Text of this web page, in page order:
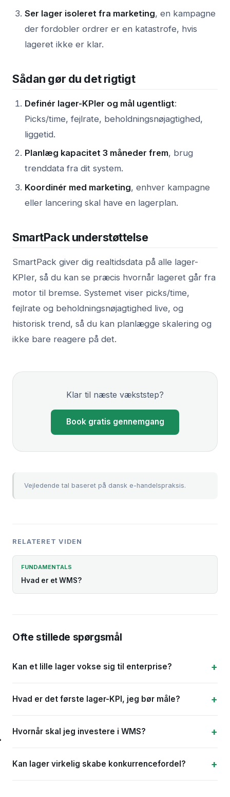
Ser lager isoleret fra marketing, en kampagne
der fordobler ordrer er en katastrofe, hvis
lageret ikke er klar.
Sådan gør du det rigtigt
Definér lager-KPIer og mål ugentligt:
Picks/time, fejlrate, beholdningsnøjagtighed,
liggetid.
Planlæg kapacitet 3 måneder frem, brug
trenddata fra dit system.
Koordinér med marketing, enhver kampagne
eller lancering skal have en lagerplan.
SmartPack understøttelse
SmartPack giver dig realtidsdata på alle lager-
KPIer, så du kan se præcis hvornår lageret går fra
motor til bremse. Systemet viser picks/time,
fejlrate og beholdningsnøjagtighed live, og
historisk trend, så du kan planlægge skalering og
ikke bare reagere på det.
Klar til næste vækststep?
Book gratis gennemgang
Vejledende tal baseret på dansk e-handelspraksis.
RELATERET VIDEN
FUNDAMENTALS
Hvad er et WMS?
Ofte stillede spørgsmål
Kan et lille lager vokse sig til enterprise?
Hvad er det første lager-KPI, jeg bør måle?
Hvornår skal jeg investere i WMS?
Kan lager virkelig skabe konkurrencefordel?